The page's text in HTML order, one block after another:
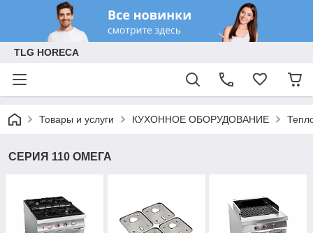
TLG HORECA
Товары и услуги КУХОННОЕ ОБОРУДОВАНИЕ
СЕРИЯ 110 ОМЕГА